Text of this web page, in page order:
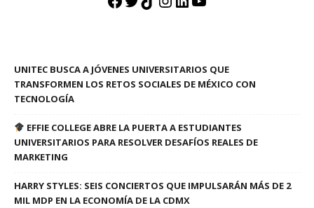
UNITEC BUSCA A JÓVENES UNIVERSITARIOS QUE
TRANSFORMEN LOS RETOS SOCIALES DE MÉXICO CON
TECNOLOGÍA
EFFIE COLLEGE ABRE LA PUERTA A ESTUDIANTES
UNIVERSITARIOS PARA RESOLVER DESAFÍOS REALES DE
MARKETING
HARRY STYLES: SEIS CONCIERTOS QUE IMPULSARÁN MÁS DE 2
MIL MDP EN LA ECONOMÍA DE LA CDMX